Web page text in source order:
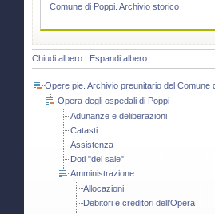
Comune di Poppi. Archivio storico
Chiudi albero Espandi albero
Opere pie. Archivio preunitario del Comune
Opera degli ospedali di Poppi
Adunanze e deliberazioni
Catasti
Assistenza
Doti "del sale"
Amministrazione
Allocazioni
Debitori e creditori dell'Opera